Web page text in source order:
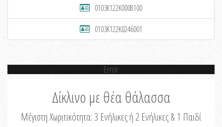
0103K122K0008100
0103K122K0246001
Error
Δίκλινο με θέα θάλασσα
Μέγιστη Χωριτικότητα: 3 Ενήλικες ή 2 Ενήλικες & 1 Παιδί